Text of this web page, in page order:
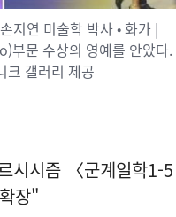
연 미술학 박사 • 화가 |
부문 수상의 영예를 안았다.
크 갤러리 제공
시시즘 〈군계일학1-
장"